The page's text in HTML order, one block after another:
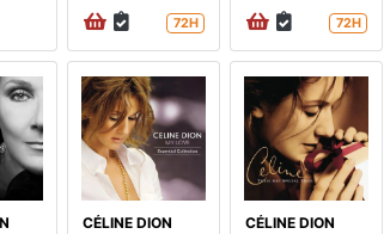
72H 72H
CÉLINE DION
CÉLINE DION